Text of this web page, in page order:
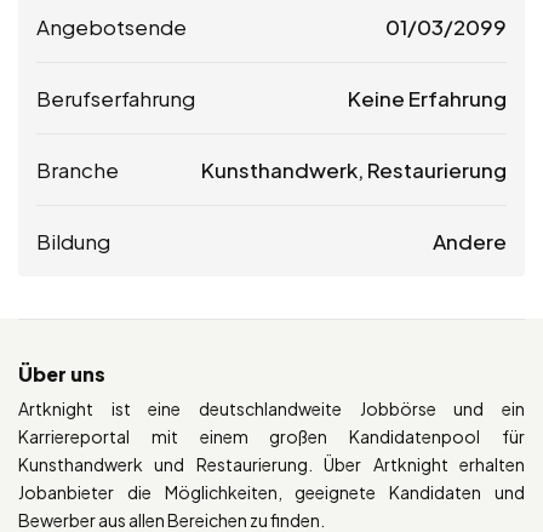
Angebotsende 01/03/2099
Berufserfahrung Keine Erfahrung
Branche Kunsthandwerk, Restaurierung
Bildung Andere
Über uns
Artknight ist eine deutschlandweite Jobbörse und ein
Karriereportal mit einem großen Kandidatenpool für
Kunsthandwerk und Restaurierung. Über Artknight erhalten
Jobanbieter die Möglichkeiten, geeignete Kandidaten und
Bewerber aus allen Bereichen zu finden.